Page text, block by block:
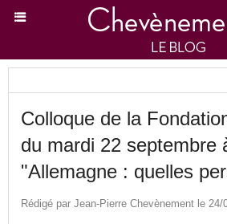
Colloque de la
du mardi 22 septembre
"Allemagne : quelles
Rédigé par Jean-Pierre Chevènement le 24/